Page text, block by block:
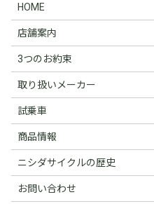
HOME
店舗案内
3つのお約束
取り扱いメーカー
試乗車
商品情報
ニシダサイクルの歴史
お問い合わせ